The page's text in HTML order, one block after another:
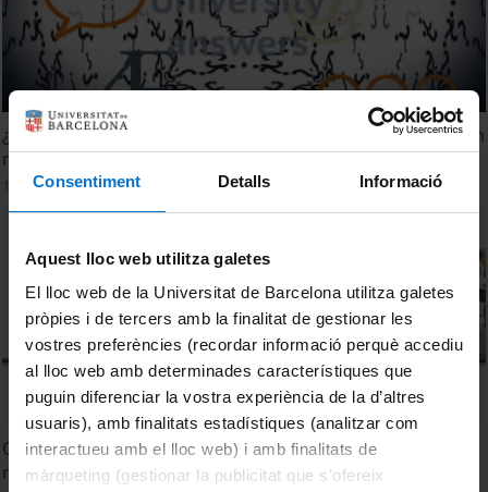
Consentiment Detalls Informació
Aquest lloc web utilitza galetes
El lloc web de la Universitat de Barcelona utilitza galetes
pròpies i de tercers amb la finalitat de gestionar les
vostres preferències (recordar informació perquè accediu
al lloc web amb determinades característiques que
puguin diferenciar la vostra experiència de la d’altres
usuaris), amb finalitats estadístiques (analitzar com
interactueu amb el lloc web) i amb finalitats de
màrqueting (gestionar la publicitat que s’ofereix
¿Qué papel juega la educación en transmitir valores, en un
momento como el actual?
11 juliol, 2012
Quin paper juga l'educació en transmetre valors, en un
moment com l'actual?